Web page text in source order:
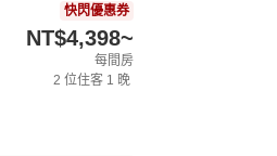
快閃優惠券
NT$4,398~
每間房
2 位住客 1 晚